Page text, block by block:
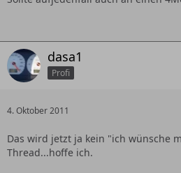
dasa1
Profi
4. Oktober 2011
Das wird jetzt ja kein "ich wünsche
Thread...hoffe ich.